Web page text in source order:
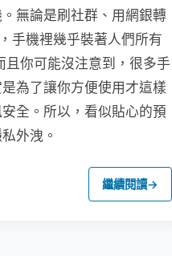
無論是刷社群、用網銀轉
手機裡幾乎裝著人們所有
你可能沒注意到，很多手
為了讓你方便使用才這樣
全。所以，看似貼心的預
外洩。
繼續閱讀→